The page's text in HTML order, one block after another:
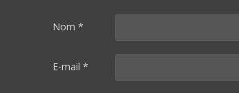
Nom *
E-mail *